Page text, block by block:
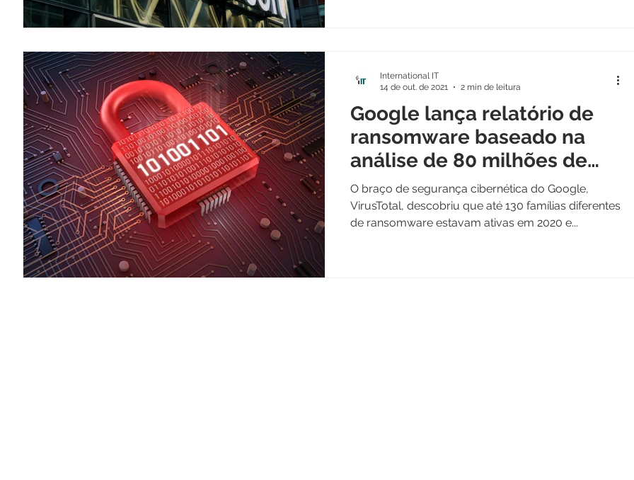
Google lança relatório de
ransomware baseado na
análise de 80 milhões de
amostras
O braço de segurança cibernética do Google,
VirusTotal, descobriu que até 130 famílias diferentes
de ransomware estavam ativas em 2020 e...
International IT
14 de out. de 2021
2 min de leitura